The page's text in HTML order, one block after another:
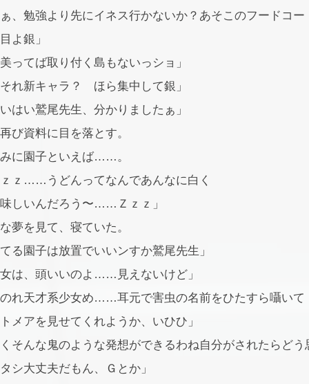
、勉強より先にイネス行かないか？あそこのフードコ
よ銀」
ってば取り付く島もないっショ」
れ新キャラ？ ほら集中して銀」
はい鷲尾先生、分かりましたぁ」
び資料に目を落とす。
に園子といえば……。
ｚ……うどんってなんであんなに白く
しいんだろう〜……Ｚｚｚ」
夢を見て、寝ていた。
る園子は放置でいいンすか鷲尾先生」
は、頭いいのよ……見えないけど」
れ天才系少女め……耳元で害虫の名前をひたすら囁いて
メアを見せてくれようか、いひひ」
そんな鬼のような発想ができるわね自分がされたらどう
シ大丈夫だもん、Ｇとか」